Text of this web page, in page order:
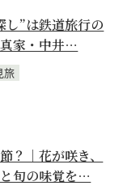
し”は鉄道旅行の
家・中井…
旅
？｜花が咲き、
旬の味覚を…